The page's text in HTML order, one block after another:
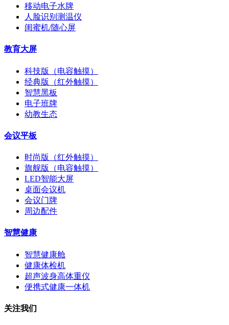
移动电子水牌
人脸识别测温仪
闺蜜机/随心屏
教育大屏
科技版（电容触摸）
经典版（红外触摸）
智慧黑板
电子班牌
幼教生态
会议平板
时尚版（红外触摸）
旗舰版（电容触摸）
LED智能大屏
桌面会议机
会议门牌
周边配件
智慧健康
智慧健康舱
健康体检机
超声波身高体重仪
便携式健康一体机
关注我们